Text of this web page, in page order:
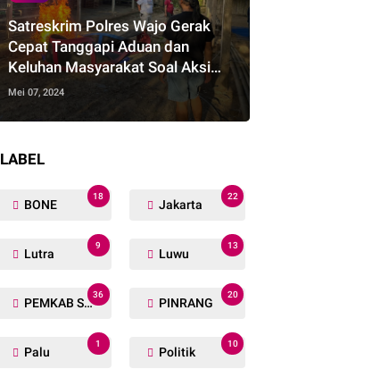
Satreskrim Polres Wajo Gerak
Cepat Tanggapi Aduan dan
Keluhan Masyarakat Soal Aksi
Perjudian
Mei 07, 2024
LABEL
BONE
18
Jakarta
22
Lutra
9
Luwu
13
PEMKAB SOPPENG
36
PINRANG
20
Palu
1
Politik
10